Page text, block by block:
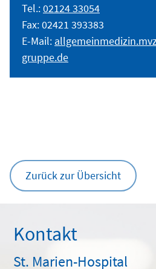
Tel.:02124 33054
Fax: 02421 393383
E-Mail:
gruppe.de
Zurück zur Übersicht
Kontakt
St. Marien-Hospital